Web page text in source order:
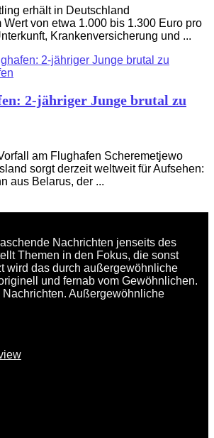
erhält in Deutschland
von etwa 1.000 bis 1.300 Euro pro
Krankenversicherung und ...
2-jähriger Junge brutal zu
am Flughafen Scheremetjewo
sorgt derzeit weltweit für Aufsehen:
aus Belarus, der ...
Nachrichten jenseits des
Themen in den Fokus, die sonst
wird das durch außergewöhnliche
und fernab vom Gewöhnlichen.
Außergewöhnliche